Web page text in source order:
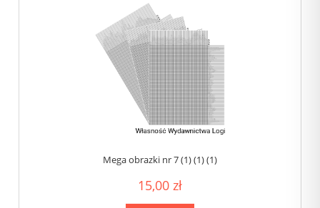
Mega obrazki nr 7 (1) (1) (1)
15,00 zł